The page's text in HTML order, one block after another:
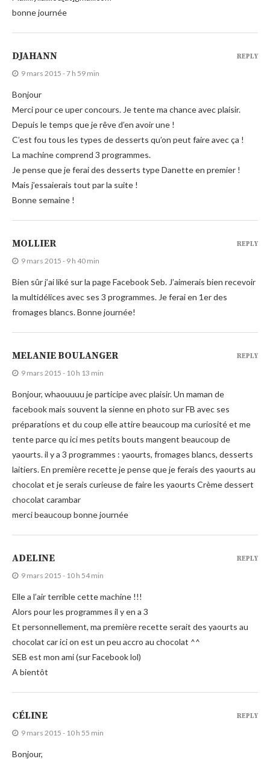
bonne journée
DJAHANN
9 mars 2015 - 7 h 59 min
Bonjour
Merci pour ce uper concours. Je tente ma chance avec plaisir.
Depuis le temps que je rêve d’en avoir une !
C’est fou tous les types de desserts qu’on peut faire avec ça !
La machine comprend 3 programmes.
Je pense que je ferai des desserts type Danette en premier !
Mais j’essaierais tout par la suite !
Bonne semaine !
REPLY
MOLLIER
9 mars 2015 - 9 h 40 min
Bien sûr j’ai liké sur la page Facebook Seb. J’aimerais bien recevoir
la multidélices avec ses 3 programmes. Je ferai en 1er des
fromages blancs. Bonne journée!
REPLY
MELANIE BOULANGER
9 mars 2015 - 10 h 13 min
Bonjour, whaouuuu je participe avec plaisir. Un maman de
facebook mais souvent la sienne en photo sur FB avec ses
préparations et du coup elle attire beaucoup ma curiosité et me
tente parce qu ici mes petits bouts mangent beaucoup de
yaourts. il y a 3 programmes : yaourts, fromages blancs, desserts
laitiers. En première recette je pense que je ferais des yaourts au
chocolat et je serais curieuse de faire les yaourts Crème dessert
chocolat carambar
merci beaucoup bonne journée
REPLY
ADELINE
9 mars 2015 - 10 h 54 min
Elle a l’air terrible cette machine !!!
Alors pour les programmes il y en a 3
Et personnellement, ma première recette serait des yaourts au
chocolat car ici on est un peu accro au chocolat ^^
SEB est mon ami (sur Facebook lol)
A bientôt
REPLY
CÉLINE
9 mars 2015 - 10 h 55 min
Bonjour,
REPLY